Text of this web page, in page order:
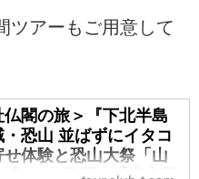
閣の旅＞『弊社Aランク
介をしています。ツア
のお申込ならクラブツー
ツアーもご用意して
仏閣の旅＞『下北半島
・恐山 並ばずにイタコ
せ体験と恐山大祭「山
式」 2日間』【東京駅